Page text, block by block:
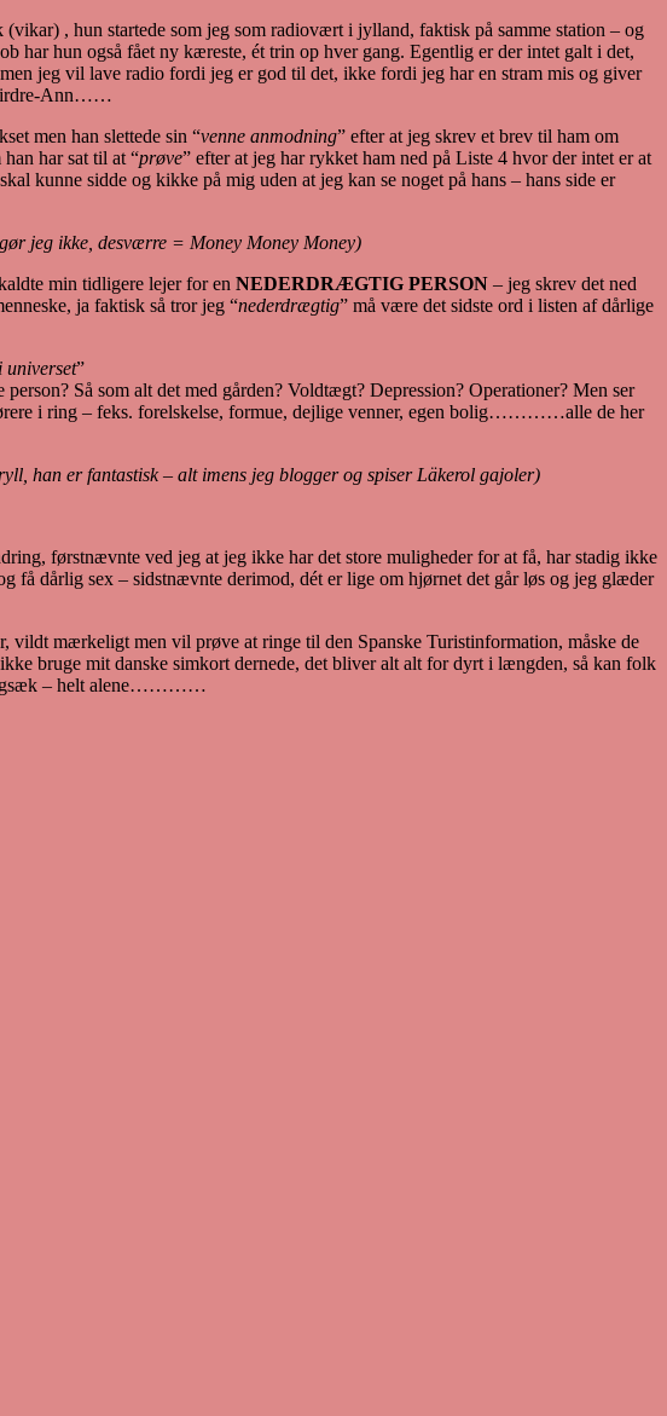
, hun startede som jeg som radiovært i jylland, faktisk på samme station – og
har hun også fået ny kæreste, ét trin op hver gang. Egentlig er der intet galt i det,
jeg vil lave radio fordi jeg er god til det, ikke fordi jeg har en stram mis og giver
Ann……
men han slettede sin “venne anmodning” efter at jeg skrev et brev til ham om
har sat til at “prøve” efter at jeg har rykket ham ned på Liste 4 hvor der intet er at
kunne sidde og kikke på mig uden at jeg kan se noget på hans – hans side er
jeg ikke, desværre = Money Money Money)
min tidligere lejer for en NEDERDRÆGTIG PERSON – jeg skrev det ned
ja faktisk så tror jeg “nederdrægtig” må være det sidste ord i listen af dårlige
universet”
Så som alt det med gården? Voldtægt? Depression? Operationer? Men ser
i ring – feks. forelskelse, formue, dejlige venner, egen bolig…………alle de her
han er fantastisk – alt imens jeg blogger og spiser Läkerol gajoler)
førstnævnte ved jeg at jeg ikke har det store muligheder for at få, har stadig ikke
få dårlig sex – sidstnævnte derimod, dét er lige om hjørnet det går løs og jeg glæder
vildt mærkeligt men vil prøve at ringe til den Spanske Turistinformation, måske de
bruge mit danske simkort dernede, det bliver alt alt for dyrt i længden, så kan folk
rygsæk – helt alene…………